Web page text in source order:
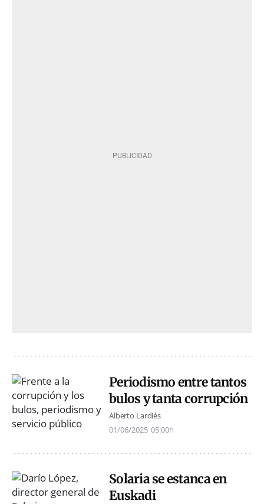
Periodismo entre tantos
bulos y tanta corrupción
Alberto Lardiés
01/06/2025 05:00h
Solaria se estanca en
Euskadi